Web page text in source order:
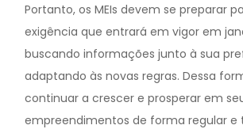
Portanto, os MEIs devem se preparar
exigência que entrará em vigor em
buscando informações junto à sua
adaptando às novas regras. Dessa
continuar a crescer e prosperar em
empreendimentos de forma regular e